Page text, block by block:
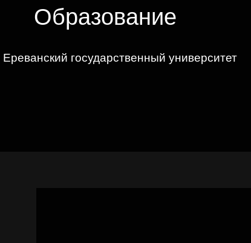
Образование
Ереванский государственный университет